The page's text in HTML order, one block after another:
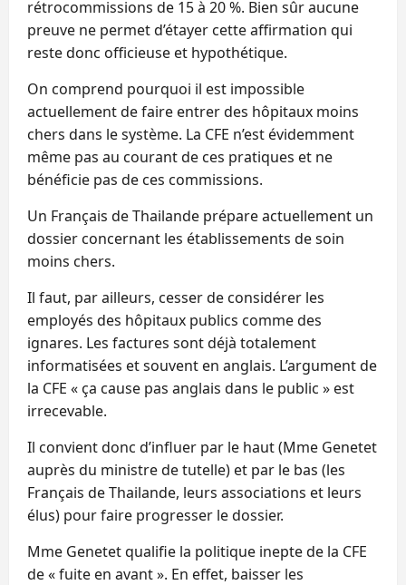
rétrocommissions de 15 à 20 %. Bien sûr aucune
preuve ne permet d’étayer cette affirmation qui
reste donc officieuse et hypothétique.
On comprend pourquoi il est impossible
actuellement de faire entrer des hôpitaux moins
chers dans le système. La CFE n’est évidemment
même pas au courant de ces pratiques et ne
bénéficie pas de ces commissions.
Un Français de Thailande prépare actuellement un
dossier concernant les établissements de soin
moins chers.
Il faut, par ailleurs, cesser de considérer les
employés des hôpitaux publics comme des
ignares. Les factures sont déjà totalement
informatisées et souvent en anglais. L’argument de
la CFE « ça cause pas anglais dans le public » est
irrecevable.
Il convient donc d’influer par le haut (Mme Genetet
auprès du ministre de tutelle) et par le bas (les
Français de Thailande, leurs associations et leurs
élus) pour faire progresser le dossier.
Mme Genetet qualifie la politique inepte de la CFE
de « fuite en avant ». En effet, baisser les